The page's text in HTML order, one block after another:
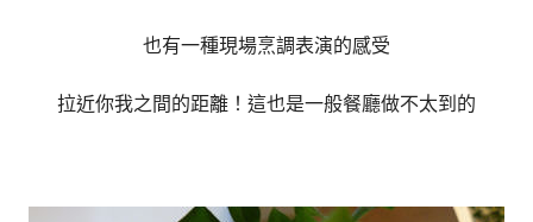
也有一種現場烹調表演的感受
拉近你我之間的距離！這也是一般餐廳做不太到的